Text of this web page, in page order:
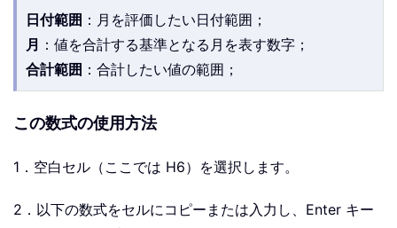
日付範囲 ：月を評価したい日付範囲；
月 ：値を合計する基準となる月を表す数字；
合計範囲 ：合計したい値の範囲；
この数式の使用方法
1．空白セル（ここでは H6）を選択します。
2．以下の数式をセルにコピーまたは入力し、Enter キー